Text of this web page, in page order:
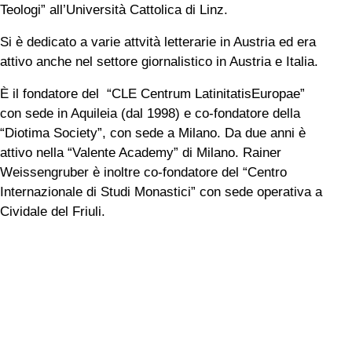
Teologi” all’Università Cattolica di Linz.
Si è dedicato a varie attvità letterarie in Austria ed era
attivo anche nel settore giornalistico in Austria e Italia.
È il fondatore del “CLE Centrum LatinitatisEuropae”
con sede in Aquileia (dal 1998) e co-fondatore della
“Diotima Society”, con sede a Milano. Da due anni è
attivo nella “Valente Academy” di Milano. Rainer
Weissengruber è inoltre co-fondatore del “Centro
Internazionale di Studi Monastici” con sede operativa a
Cividale del Friuli.